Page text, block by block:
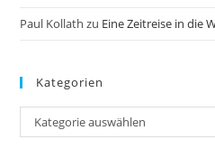
Paul Kollath zu Eine Zeitreise in die
Kategorien
Kategorien
Kategorie auswählen